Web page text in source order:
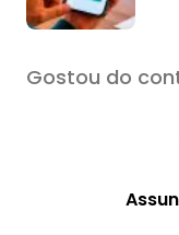
Gostou do